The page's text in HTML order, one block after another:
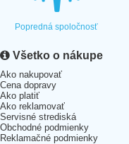
Popredná spoločnosť
Všetko o nákupe
Ako nakupovať
Cena dopravy
Ako platiť
Ako reklamovať
Servisné strediská
Obchodné podmienky
Reklamačné podmienky